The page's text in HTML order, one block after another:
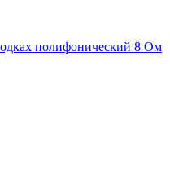
полифонический 8 Ом